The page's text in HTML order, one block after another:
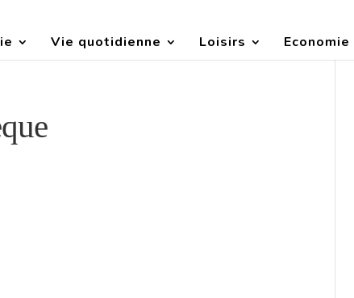
Vie quotidienne Loisirs Economie